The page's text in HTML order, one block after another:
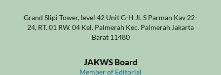
Grand Slipi Tower, level 42 Unit G-H Jl. S Parman Kav 22-
24, RT. 01 RW. 04 Kel. Palmerah Kec. Palmerah Jakarta
Barat 11480
JAKWS Board
Member of Editorial